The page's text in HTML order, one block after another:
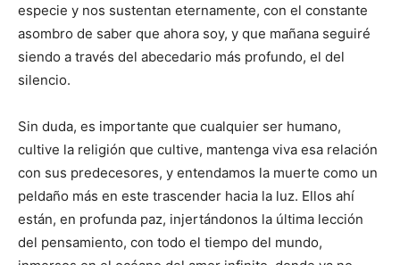
especie y nos sustentan eternamente, con el constante
asombro de saber que ahora soy, y que mañana seguiré
siendo a través del abecedario más profundo, el del
silencio.
Sin duda, es importante que cualquier ser humano,
cultive la religión que cultive, mantenga viva esa relación
con sus predecesores, y entendamos la muerte como un
peldaño más en este trascender hacia la luz. Ellos ahí
están, en profunda paz, injertándonos la última lección
del pensamiento, con todo el tiempo del mundo,